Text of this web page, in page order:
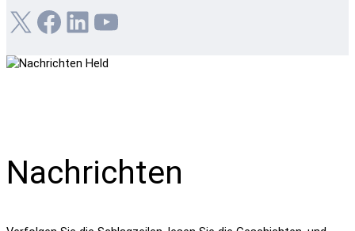
X Facebook LinkedIn YouTube
Nachrichten